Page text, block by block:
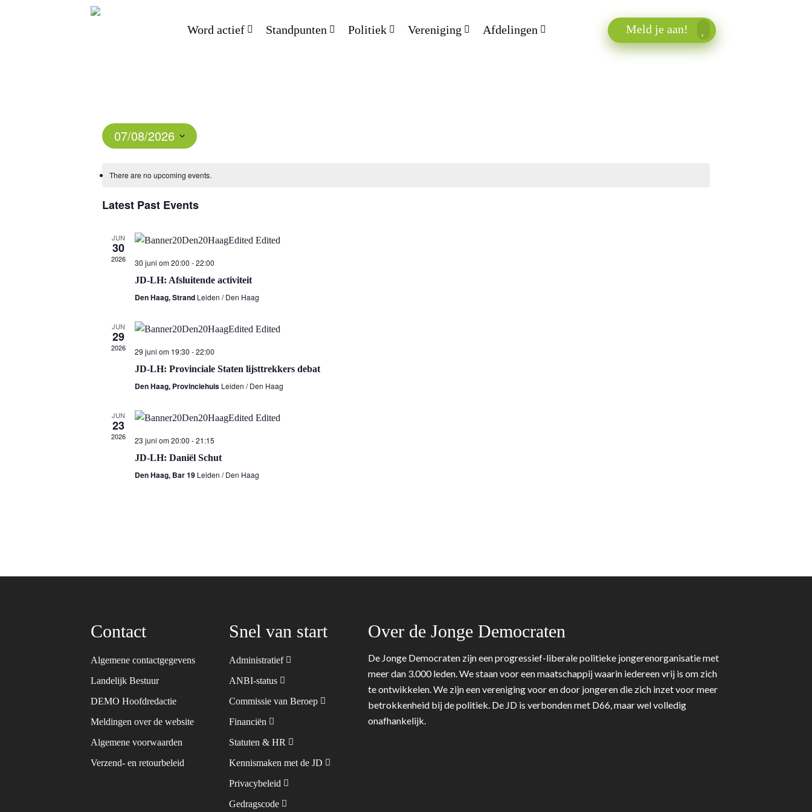
Word actief Standpunten Politiek Vereniging Afdelingen Meld je aan!
07/08/2026
date.
There are no upcoming events.
Latest Past Events
JUN
30
2026 30 juni om 20:00 -22:00
JD-LH: Afsluitende activiteit
Den Haag, Strand Leiden / Den Haag
JUN
29
2026 29 juni om 19:30 -22:00
JD-LH: Provinciale Staten lijsttrekkers debat
Den Haag, Provinciehuis Leiden / Den Haag
JUN
23
2026 23 juni om 20:00 -21:15
JD-LH: Daniël Schut
Den Haag, Bar 19 Leiden / Den Haag
Contact
Algemene contactgegevens
Landelijk Bestuur
DEMO Hoofdredactie
Meldingen over de website
Algemene voorwaarden
Verzend- en retourbeleid
Snel van start
Administratief
ANBI-status
Commissie van Beroep
Financiën
Statuten & HR
Kennismaken met de JD
Privacybeleid
Gedragscode
Over de Jonge Democraten
De Jonge Democraten zijn een progressief-liberale politieke jongerenorganisatie met
meer dan 3.000 leden. We staan voor een maatschappij waarin iedereen vrij is om zich
te ontwikkelen. We zijn een vereniging voor en door jongeren die zich inzet voor meer
betrokkenheid bij de politiek. De JD is verbonden met D66, maar wel volledig
onafhankelijk.